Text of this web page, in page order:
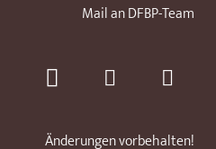
Mail an DFBP-Team
Änderungen vorbehalten!